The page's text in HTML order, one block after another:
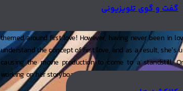
گفت و گوی تلویزیونی
becomes a massive hit, sparking a social phenomenon
up-and-coming genius director. Her next project is set
themed around first love! However, having never been in
understand the concept of first love, and as a result, she’s
causing the movie production to come to a standstill.
working on her storyboard and wakes up in the world of